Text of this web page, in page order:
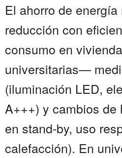
El ahorro de
reducción con
consumo en
universitarias—
(iluminación LED,
A+++) y cambios de
en stand-by, uso
calefacción). En